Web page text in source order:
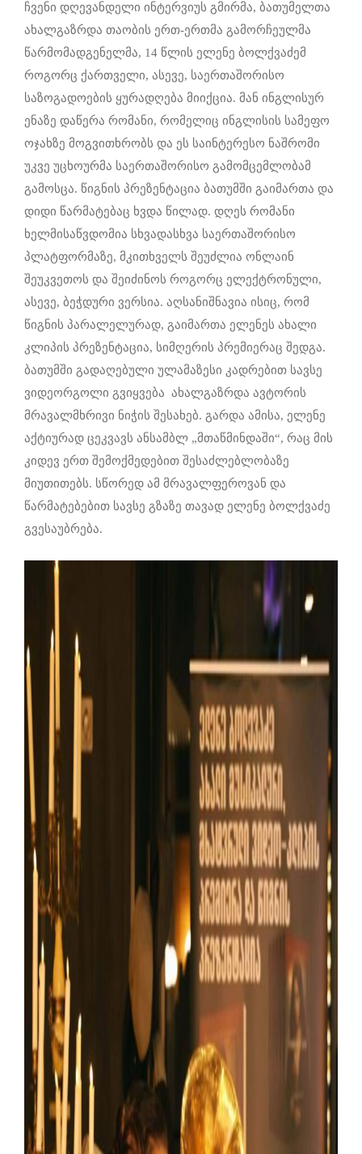
ჩვენი დღევანდელი ინტერვიუს გმირმა, ბათუმელთა
ახალგაზრდა თაობის ერთ-ერთმა გამორჩეულმა
წარმომადგენელმა, 14 წლის ელენე ბოლქვაძემ
როგორც ქართველი, ასევე, საერთაშორისო
საზოგადოების ყურადღება მიიქცია. მან ინგლისურ
ენაზე დაწერა რომანი, რომელიც ინგლისის სამეფო
ოჯახზე მოგვითხრობს და ეს საინტერესო ნაშრომი
უკვე უცხოურმა საერთაშორისო გამომცემლობამ
გამოსცა. წიგნის პრეზენტაცია ბათუმში გაიმართა და
დიდი წარმატებაც ხვდა წილად. დღეს რომანი
ხელმისაწვდომია სხვადასხვა საერთაშორისო
პლატფორმაზე, მკითხველს შეუძლია ონლაინ
შეუკვეთოს და შეიძინოს როგორც ელექტრონული,
ასევე, ბეჭდური ვერსია. აღსანიშნავია ისიც, რომ
წიგნის პარალელურად, გაიმართა ელენეს ახალი
კლიპის პრეზენტაცია, სიმღერის პრემიერაც შედგა.
ბათუმში გადაღებული ულამაზესი კადრებით სავსე
ვიდეორგოლი გვიყვება ახალგაზრდა ავტორის
მრავალმხრივი ნიჭის შესახებ. გარდა ამისა, ელენე
აქტიურად ცეკვავს ანსამბლ „მთაწმინდაში“, რაც მის
კიდევ ერთ შემოქმედებით შესაძლებლობაზე
მიუთითებს. სწორედ ამ მრავალფეროვან და
წარმატებებით სავსე გზაზე თავად ელენე ბოლქვაძე
გვესაუბრება.